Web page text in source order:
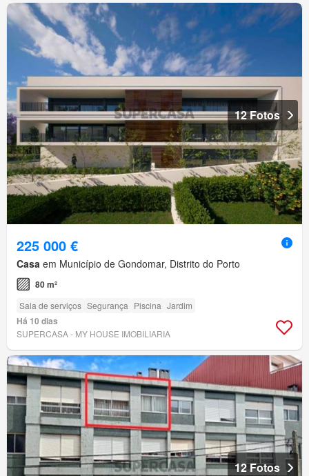
12 Fotos
225 000 €
Casa em Município de Gondomar, Distrito do Porto
80 m²
Sala de serviços Segurança Piscina Jardim
Há 10 dias
SUPERCASA - MY HOUSE IMOBILIARIA
12 Fotos